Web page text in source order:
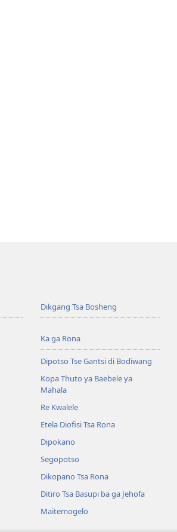
Dikgang Tsa Bosheng
Ka ga Rona
Dipotso Tse Gantsi di Bodiwang
Kopa Thuto ya Baebele ya
Mahala
Re Kwalele
Etela Diofisi Tsa Rona
Dipokano
Segopotso
Dikopano Tsa Rona
Ditiro Tsa Basupi ba ga Jehofa
Maitemogelo